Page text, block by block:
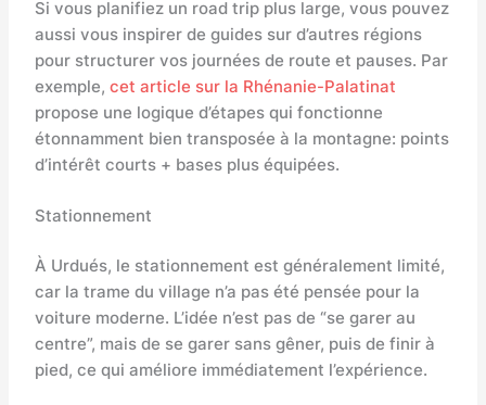
Si vous planifiez un road trip plus large, vous pouvez
aussi vous inspirer de guides sur d’autres régions
pour structurer vos journées de route et pauses. Par
exemple, cet article sur la Rhénanie-Palatinat
propose une logique d’étapes qui fonctionne
étonnamment bien transposée à la montagne: points
d’intérêt courts + bases plus équipées.
Stationnement
À Urdués, le stationnement est généralement limité,
car la trame du village n’a pas été pensée pour la
voiture moderne. L’idée n’est pas de “se garer au
centre”, mais de se garer sans gêner, puis de finir à
pied, ce qui améliore immédiatement l’expérience.